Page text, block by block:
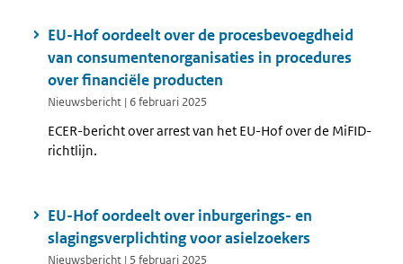
EU-Hof oordeelt over de procesbevoegdheid
van consumentenorganisaties in procedures
over financiële producten
Nieuwsbericht | 6 februari 2025
ECER-bericht over arrest van het EU-Hof over de MiFID-
richtlijn.
EU-Hof oordeelt over inburgerings- en
slagingsverplichting voor asielzoekers
Nieuwsbericht | 5 februari 2025